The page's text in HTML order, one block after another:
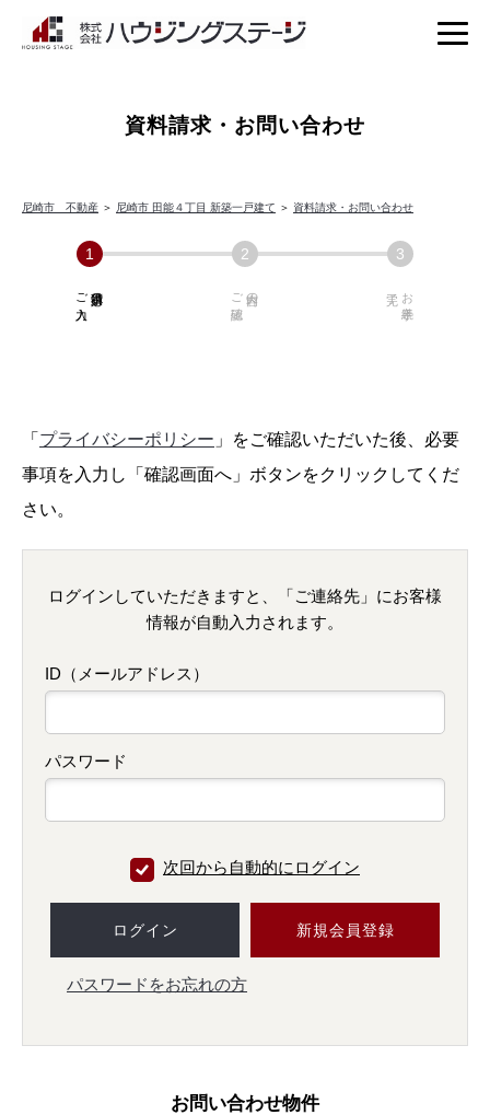
資料請求・お問い合わせ
尼崎市 不動産 ＞ 尼崎市 田能４丁目 新築一戸建て ＞ 資料請求・お問い合わせ
必須項目の
ご入力 内容の
ご確認 お手続き
「 プライバシーポリシー 」をご確認いただいた後、必要
事項を入力し「確認画面へ」ボタンをクリックしてくだ
さい。
ログインしていただきますと、「ご連絡先」にお客様
情報が自動入力されます。
ID（メールアドレス）
パスワード
次回から自動的にログイン
ログイン 新規会員登録
パスワードをお忘れの方
お問い合わせ物件